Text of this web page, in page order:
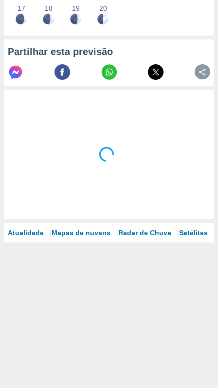
17 18 19 20
Partilhar esta previsão
Atualidade Mapas de nuvens Radar de Chuva Satélites